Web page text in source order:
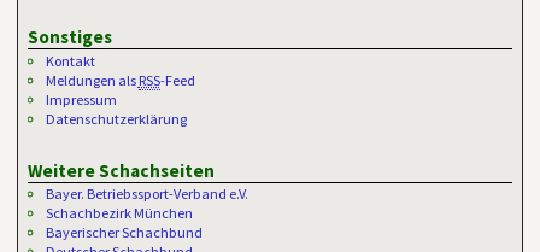
Sonstiges
Kontakt
Meldungen als RSS-Feed
Impressum
Datenschutzerklärung
Weitere Schachseiten
Bayer. Betriebssport-Verband e.V.
Schachbezirk München
Bayerischer Schachbund